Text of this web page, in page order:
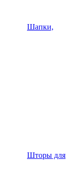
Шапки,
Шторы для